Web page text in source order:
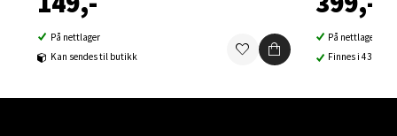
På nettlager
Kan sendes til butikk
På nettlager
Finnes i 43
0 i butikk